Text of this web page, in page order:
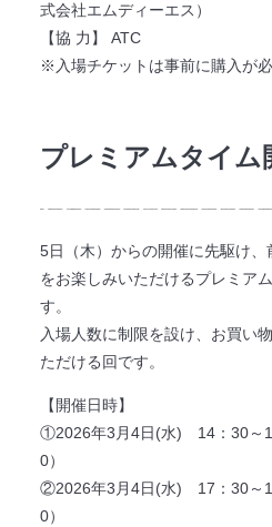
式会社エムディーエス）
【協 力】 ATC
※入場チケットは事前に購入が必
プレミアムタイム
5日（木）からの開催に先駆け
をお楽しみいただけるプレミア
す。
入場人数に制限を設け、お買い
ただける回です。
【開催日時】
①2026年3月4日(水) 14：30～
0）
②2026年3月4日(水) 17：30～
0）